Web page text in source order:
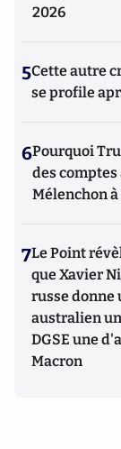
2026
5Cette autre
se profile
6Pourquoi
des
Mélenchon
7Le Point
que Xavier
russe donne
australien
DGSE une
Macron